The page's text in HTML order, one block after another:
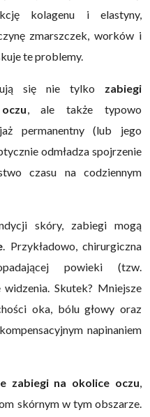
kolagenu i elastyny,
zmarszczek, worków i
te problemy.
się nie tylko zabiegi
, ale także typowo
permanentny (lub jego
odmładza spojrzenie
czasu na codziennym
skóry, zabiegi mogą
. Przykładowo, chirurgiczna
powieki (tzw.
Skutek? Mniejsze
oka, bólu głowy oraz
napinaniem
zabiegi na okolice oczu,
skórnym w tym obszarze.